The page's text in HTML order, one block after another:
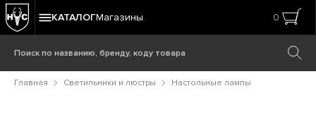
КАТАЛОГМагазины 0
Главная Светильники и люстры Настольные лампы